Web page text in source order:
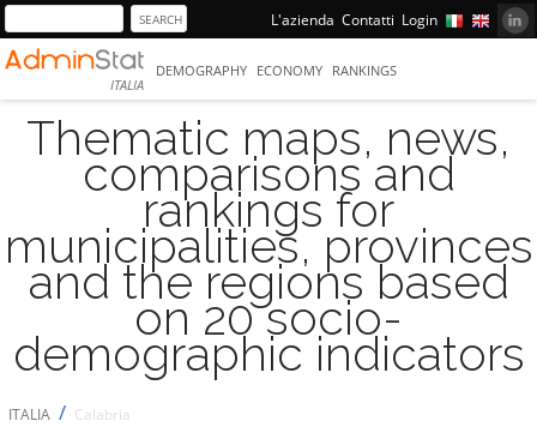
L'azienda Contatti Login
ITALIA
DEMOGRAPHY ECONOMY RANKINGS
Thematic maps, news,
comparisons and
rankings for
municipalities, provinces
and the regions based
on 20 socio-
demographic indicators
ITALIA / Calabria